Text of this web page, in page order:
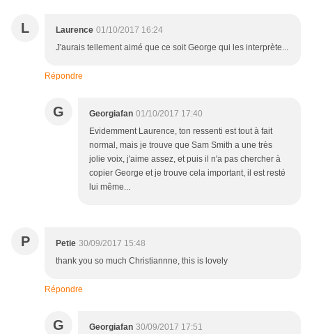
L Laurence 01/10/2017 16:24
J'aurais tellement aimé que ce soit George qui les interprète...
Répondre
G Georgiafan 01/10/2017 17:40
Evidemment Laurence, ton ressenti est tout à fait
normal, mais je trouve que Sam Smith a une très
jolie voix, j'aime assez, et puis il n'a pas chercher à
copier George et je trouve cela important, il est resté
lui même...
P Petie 30/09/2017 15:48
thank you so much Christiannne, this is lovely
Répondre
G Georgiafan 30/09/2017 17:51